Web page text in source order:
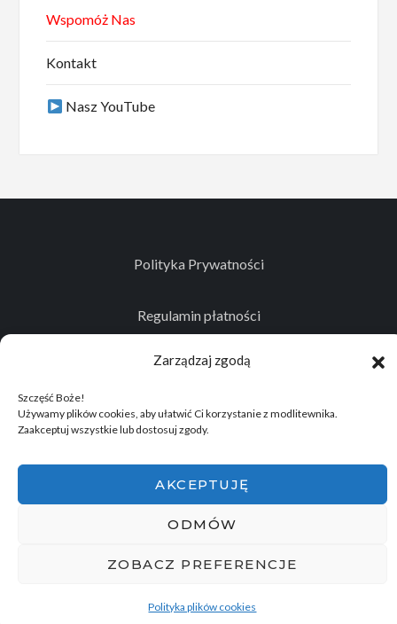
Zarządzaj zgodą
Szczęść Boże!
Używamy plików cookies, aby ułatwić Ci korzystanie z modlitewnika.
Zaakceptuj wszystkie lub dostosuj zgody.
AKCEPTUJĘ
ODMÓW
ZOBACZ PREFERENCJE
Polityka plików cookies
Wspomóż Nas
Kontakt
Nasz YouTube
Polityka Prywatności
Regulamin płatności
Kontakt
Historyczno - Eksploracyjne "Memento Mori"
Wszelkie prawa zastrzeżone.